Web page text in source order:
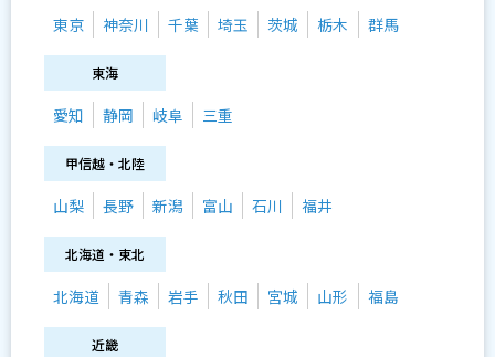
東京 神奈川 千葉 埼玉 茨城 栃木 群馬
東海
愛知 静岡 岐阜 三重
甲信越・北陸
山梨 長野 新潟 富山 石川 福井
北海道・東北
北海道 青森 岩手 秋田 宮城 山形 福島
近畿